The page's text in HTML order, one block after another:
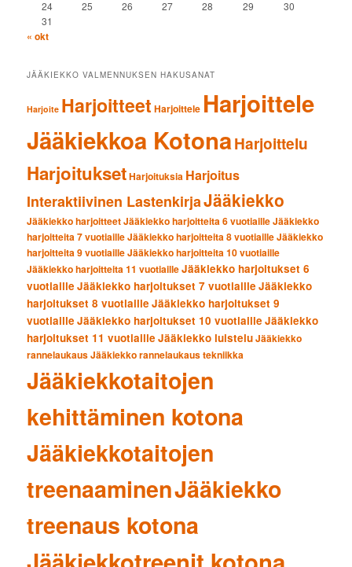
24
25 26 27 28 29
30
31
« okt
JÄÄKIEKKO VALMENNUKSEN HAKUSANAT
Harjoite Harjoitteet Harjoittele Harjoittele
Jääkiekkoa KotonaHarjoittelu
HarjoituksetHarjoituksia Harjoitus
Interaktiivinen LastenkirjaJääkiekko
Jääkiekko harjoitteetJääkiekko harjoitteita 6 vuotiailleJääkiekko
harjoitteita 7 vuotiailleJääkiekko harjoitteita 8 vuotiailleJääkiekko
harjoitteita 9 vuotiailleJääkiekko harjoitteita 10 vuotiaille
Jääkiekko harjoitteita 11 vuotiailleJääkiekko harjoitukset 6
vuotiaille Jääkiekko harjoitukset 7 vuotiaille Jääkiekko
harjoitukset 8 vuotiaille Jääkiekko harjoitukset 9
vuotiaille Jääkiekko harjoitukset 10 vuotiaille Jääkiekko
harjoitukset 11 vuotiaille Jääkiekko luisteluJääkiekko
rannelaukausJääkiekko rannelaukaus tekniikka
Jääkiekkotaitojen
kehittäminen kotona
Jääkiekkotaitojen
treenaaminenJääkiekko
treenaus kotona